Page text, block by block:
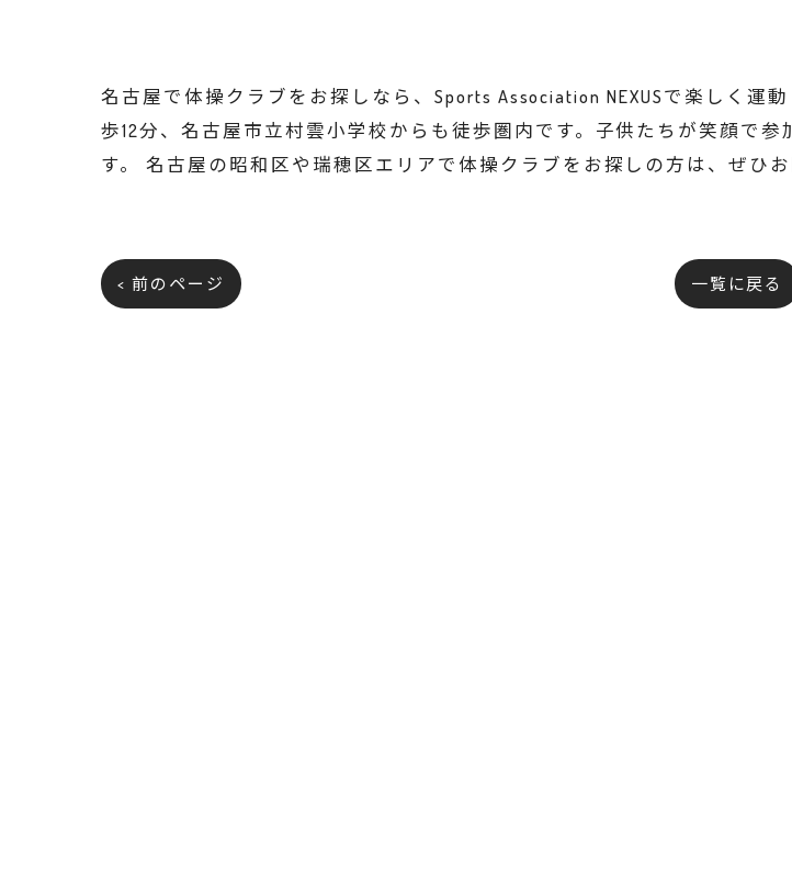
名古屋で体操クラブをお探しなら、Sports Association NEXUSで楽しく
歩12分、名古屋市立村雲小学校からも徒歩圏内です。子供たちが笑顔で
す。 名古屋の昭和区や瑞穂区エリアで体操クラブをお探しの方は、ぜひ
< 前のページ 一覧に戻る